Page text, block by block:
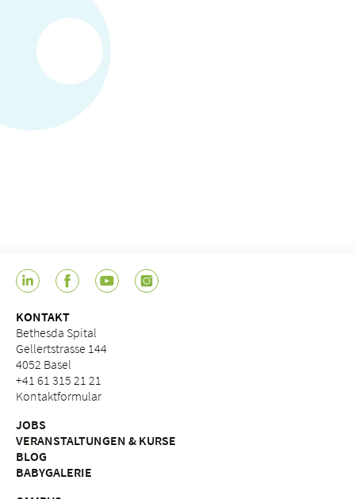
KONTAKT
Bethesda Spital
Gellertstrasse 144
4052 Basel
+41 61 315 21 21
Kontaktformular
JOBS
VERANSTALTUNGEN & KURSE
BLOG
BABYGALERIE